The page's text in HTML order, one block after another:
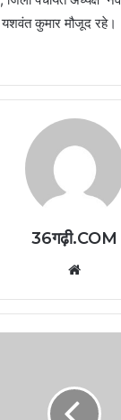
कुमार मौजूद रहे।
36गढ़ी.COM